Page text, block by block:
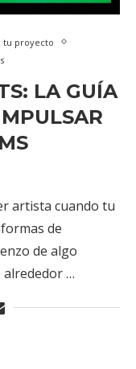
tu proyecto
LA GUÍA
artista cuando tu
de
de algo
alrededor …